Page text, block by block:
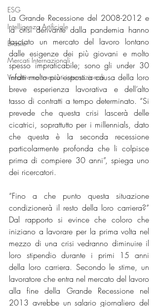
ESG
Intelligenza Artificiale
Brasile
Mercati Internazionali
Vendere nei mercati internazionali
La Grande Recessione del 2008-2012 e
la crisi derivante dalla pandemia hanno
lasciato un mercato del lavoro lontano
dalle esigenze dei più giovani e molto
spesso impraticabile; sono gli under 30
infatti molto più esposti a causa della loro
breve esperienza lavorativa e dell’alto
tasso di contratti a tempo determinato. “Si
prevede che questa crisi lascerà delle
cicatrici, soprattutto per i millennials, dato
che questa è la seconda recessione
particolarmente profonda che li colpisce
prima di compiere 30 anni”, spiega uno
dei ricercatori.
“Fino a che punto questa situazione
condizionerà il resto della loro carriera?”
Dal rapporto si evince che coloro che
iniziano a lavorare per la prima volta nel
mezzo di una crisi vedranno diminuire il
loro stipendio durante i primi 15 anni
della loro carriera. Secondo le stime, un
lavoratore che entra nel mercato del lavoro
alla fine della Grande Recessione nel
2013 avrebbe un salario giornaliero del